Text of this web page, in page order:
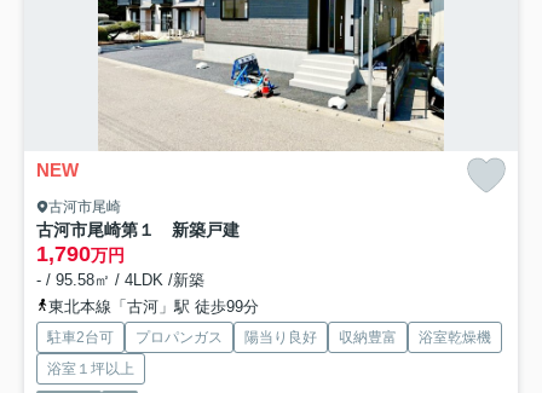
NEW
古河市尾崎
古河市尾崎第１ 新築戸建
1,790万円
- / 95.58㎡ / 4LDK /新築
東北本線「古河」駅 徒歩99分
駐車2台可 プロパンガス 陽当り良好 収納豊富
浴室乾燥機
浴室１坪以上